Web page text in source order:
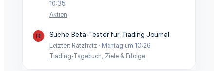
10:35
Aktien
R Suche Beta-Tester für Trading Journal
Letzter: Ratzfratz
Montag um 10:26
Trading-Tagebuch, Ziele & Erfolge